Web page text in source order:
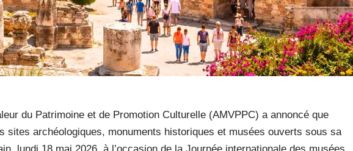
du Patrimoine et de Promotion Culturelle (AMVPPC) a annoncé que
sites archéologiques, monuments historiques et musées ouverts sous sa